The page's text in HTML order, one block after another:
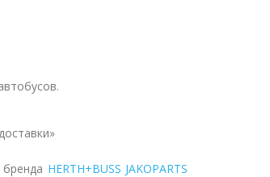
HERTH+BUSS JAKOPARTS